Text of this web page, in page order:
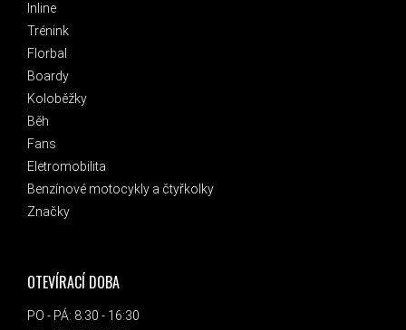
Inline
Trénink
Florbal
Boardy
Koloběžky
Běh
Fans
Eletromobilita
Benzínové motocykly a čtyřkolky
Značky
OTEVÍRACÍ DOBA
PO - PÁ: 8:30 - 16:30